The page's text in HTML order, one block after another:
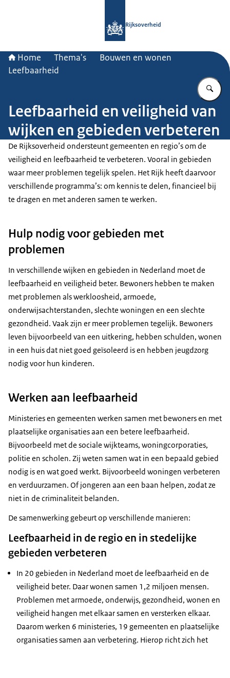
Rijksoverheid
Home Thema's
Bouwen en wonen
Leefbaarheid
Leefbaarheid en veiligheid van
wijken en gebieden verbeteren
De Rijksoverheid ondersteunt gemeenten en regio’s om de
veiligheid en leefbaarheid te verbeteren. Vooral in gebieden
waar meer problemen tegelijk spelen. Het Rijk heeft daarvoor
verschillende programma’s: om kennis te delen, financieel bij
te dragen en met anderen samen te werken.
Hulp nodig voor gebieden met
problemen
In verschillende wijken en gebieden in Nederland moet de
leefbaarheid en veiligheid beter. Bewoners hebben te maken
met problemen als werkloosheid, armoede,
onderwijsachterstanden, slechte woningen en een slechte
gezondheid. Vaak zijn er meer problemen tegelijk. Bewoners
leven bijvoorbeeld van een uitkering, hebben schulden, wonen
in een huis dat niet goed geïsoleerd is en hebben jeugdzorg
nodig voor hun kinderen.
Werken aan leefbaarheid
Ministeries en gemeenten werken samen met bewoners en met
plaatselijke organisaties aan een betere leefbaarheid.
Bijvoorbeeld met de sociale wijkteams, woningcorporaties,
politie en scholen. Zij weten samen wat in een bepaald gebied
nodig is en wat goed werkt. Bijvoorbeeld woningen verbeteren
en verduurzamen. Of jongeren aan een baan helpen, zodat ze
niet in de criminaliteit belanden.
De samenwerking gebeurt op verschillende manieren:
Leefbaarheid in de regio en in stedelijke
gebieden verbeteren
In 20 gebieden in Nederland moet de leefbaarheid en de
veiligheid beter. Daar wonen samen 1,2 miljoen mensen.
Problemen met armoede, onderwijs, gezondheid, wonen en
veiligheid hangen met elkaar samen en versterken elkaar.
Daarom werken 6 ministeries, 19 gemeenten en plaatselijke
organisaties samen aan verbetering. Hierop richt zich het